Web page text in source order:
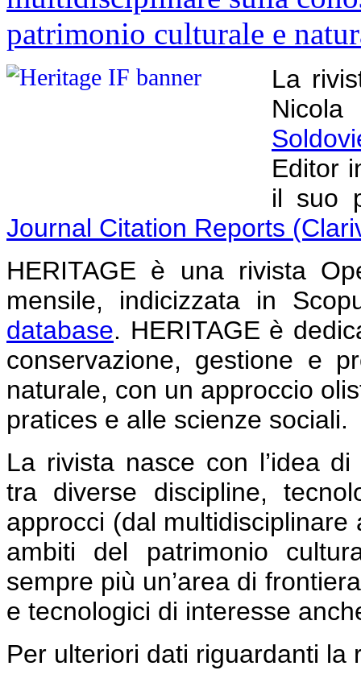
La
Editor
il suo
Journal Citation Reports
HERITAGE è una rivista
mensile, indicizzata in
database. HERITAGE è
conservazione, gestione e
naturale, con un approccio
pratices e alle scienze sociali.
La rivista nasce con l’idea
tra diverse discipline,
approcci (dal
ambiti del patrimonio
sempre più un’area di
e tecnologici di interesse
Per ulteriori dati riguardanti